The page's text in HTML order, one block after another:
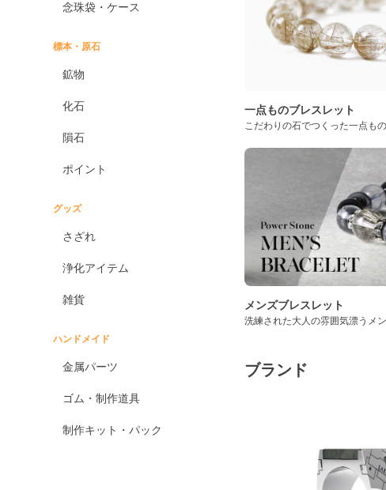
念珠袋・ケース
標本・原石
鉱物
化石
隕石
ポイント
グッズ
さざれ
浄化アイテム
雑貨
ハンドメイド
金属パーツ
ゴム・制作道具
制作キット・パック
一点ものブレスレット
こだわりの石でつくった一点も
メンズブレスレット
洗練された大人の雰囲気漂うメ
ブランド